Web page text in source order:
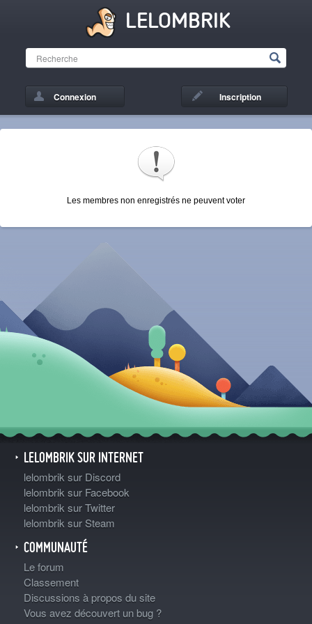
LELOMBRIK
Connexion Inscription
Les membres non enregistrés ne peuvent voter
LELOMBRIK SUR INTERNET
lelombrik sur Discord
lelombrik sur Facebook
lelombrik sur Twitter
lelombrik sur Steam
COMMUNAUTÉ
Le forum
Classement
Discussions à propos du site
Vous avez découvert un bug ?